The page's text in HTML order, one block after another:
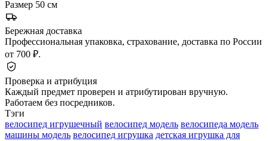
Размер 50 см
Бережная доставка
Профессиональная упаковка, страхование, доставка по России
от 700 ₽.
Проверка и атрибуция
Каждый предмет проверен и атрибутирован вручную.
Работаем без посредников.
Тэги
велосипед игрушечный велосипед модель велосипеда модель
машины модель велосипед игрушка детская игрушка для